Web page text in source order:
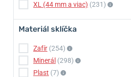
XL (44 mm a viac) (231)
Materiál sklíčka
Zafír (254)
Minerál (298)
Plast (7)